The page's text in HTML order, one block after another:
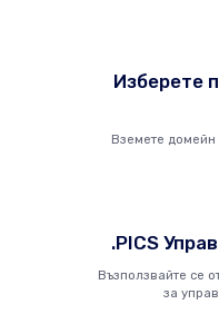
Изберете
Вземете домейн
.PICS
Възползвайте се
за